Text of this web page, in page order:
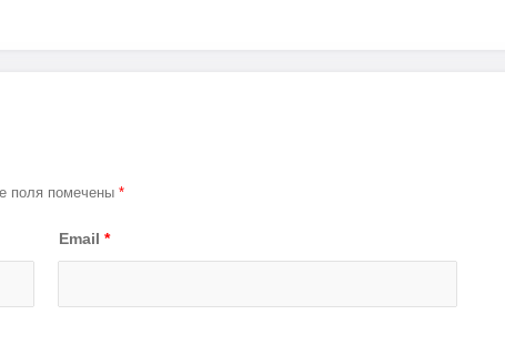
поля помечены *
Email *